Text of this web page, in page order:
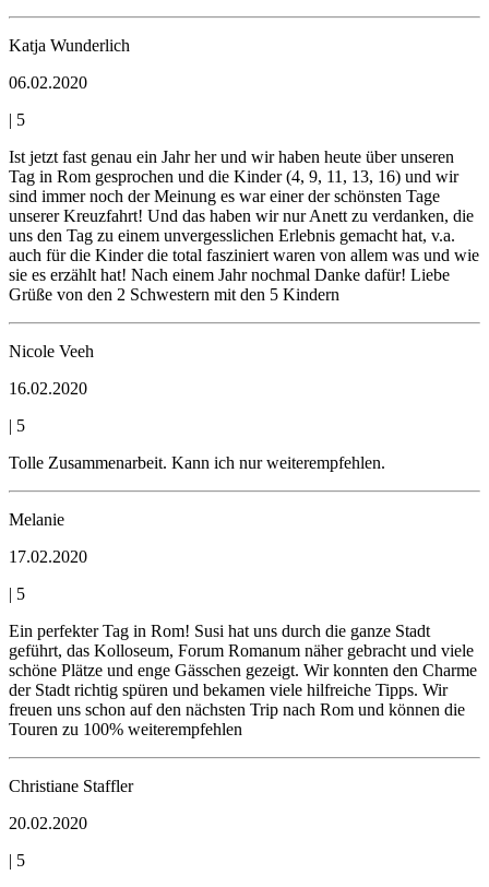
Katja Wunderlich
06.02.2020
| 5
Ist jetzt fast genau ein Jahr her und wir haben heute über unseren
Tag in Rom gesprochen und die Kinder (4, 9, 11, 13, 16) und wir
sind immer noch der Meinung es war einer der schönsten Tage
unserer Kreuzfahrt! Und das haben wir nur Anett zu verdanken, die
uns den Tag zu einem unvergesslichen Erlebnis gemacht hat, v.a.
auch für die Kinder die total fasziniert waren von allem was und wie
sie es erzählt hat! Nach einem Jahr nochmal Danke dafür! Liebe
Grüße von den 2 Schwestern mit den 5 Kindern
Nicole Veeh
16.02.2020
| 5
Tolle Zusammenarbeit. Kann ich nur weiterempfehlen.
Melanie
17.02.2020
| 5
Ein perfekter Tag in Rom! Susi hat uns durch die ganze Stadt
geführt, das Kolloseum, Forum Romanum näher gebracht und viele
schöne Plätze und enge Gässchen gezeigt. Wir konnten den Charme
der Stadt richtig spüren und bekamen viele hilfreiche Tipps. Wir
freuen uns schon auf den nächsten Trip nach Rom und können die
Touren zu 100% weiterempfehlen
Christiane Staffler
20.02.2020
| 5